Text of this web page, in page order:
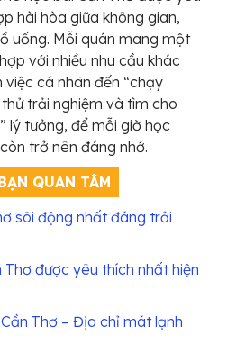
hài hòa giữa không gian,
uống. Mỗi quán mang một
với nhiều nhu cầu khác
cá nhân đến “chạy
trải nghiệm và tìm cho
lý tưởng, để mỗi giờ học
trở nên đáng nhớ.
QUAN TÂM
sôi động nhất đáng trải
được yêu thích nhất hiện
Thơ – Địa chỉ mát lạnh